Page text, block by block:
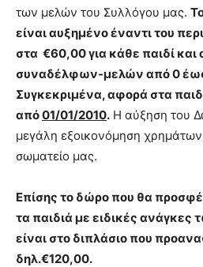
των μελών του Συλλόγου μας.
είναι αυξημένο έναντι του
στα €60,00 για κάθε παιδί και
συναδέλφων-μελών από 0
Συγκεκριμένα, αφορά στα
από01/01/2010. Η αύξηση του
μεγάλη εξοικονόμηση
σωματείο μας.
Επίσης το δώρο που θα
τα παιδιά με ειδικές
είναι στο διπλάσιο που
δηλ.€120,00.